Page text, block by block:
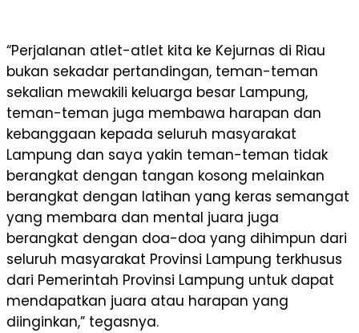
“Perjalanan atlet-atlet kita ke Kejurnas di Riau
bukan sekadar pertandingan, teman-teman
sekalian mewakili keluarga besar Lampung,
teman-teman juga membawa harapan dan
kebanggaan kepada seluruh masyarakat
Lampung dan saya yakin teman-teman tidak
berangkat dengan tangan kosong melainkan
berangkat dengan latihan yang keras semangat
yang membara dan mental juara juga
berangkat dengan doa-doa yang dihimpun dari
seluruh masyarakat Provinsi Lampung terkhusus
dari Pemerintah Provinsi Lampung untuk dapat
mendapatkan juara atau harapan yang
diinginkan,” tegasnya.